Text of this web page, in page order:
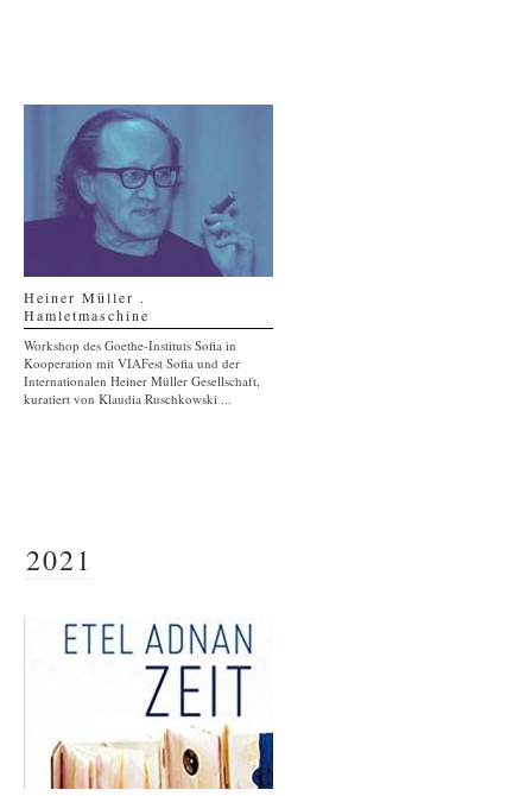
Heiner Müller .
Hamletmaschine
Workshop des Goethe-Instituts Sofia in
Kooperation mit VIAFest Sofia und der
Internationalen Heiner Müller Gesellschaft,
kuratiert von Klaudia Ruschkowski ...
2021